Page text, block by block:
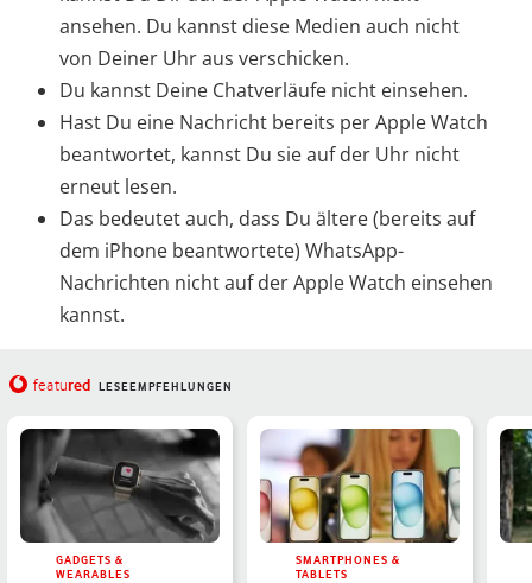
ansehen. Du kannst diese Medien auch nicht
von Deiner Uhr aus verschicken.
Du kannst Deine Chatverläufe nicht einsehen.
Hast Du eine Nachricht bereits per Apple Watch
beantwortet, kannst Du sie auf der Uhr nicht
erneut lesen.
Das bedeutet auch, dass Du ältere (bereits auf
dem iPhone beantwortete) WhatsApp-
Nachrichten nicht auf der Apple Watch einsehen
kannst.
featured LESEEMPFEHLUNGEN
GADGETS &
WEARABLES
SMARTPHONES &
TABLETS